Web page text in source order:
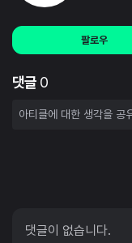
팔로우
댓글 0
댓글이 없습니다.